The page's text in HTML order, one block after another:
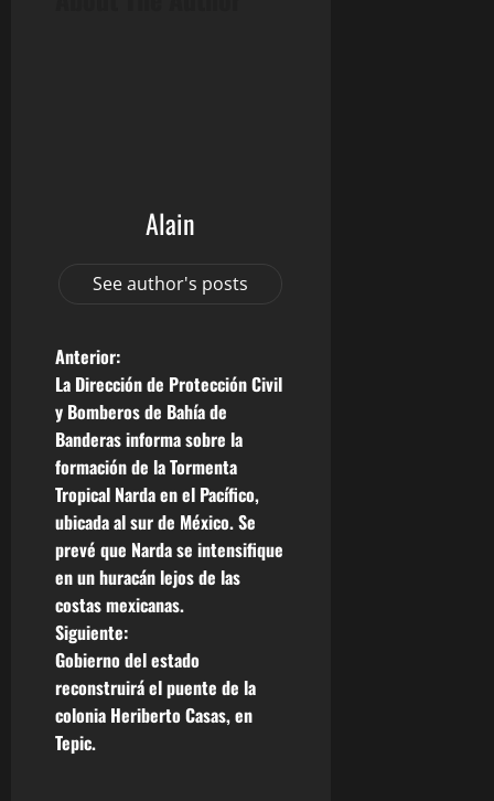
Alain
See author's posts
N
a
v
e
g
a
c
i
ó
Anterior:
La Dirección de Protección Civil
y Bomberos de Bahía de
Banderas informa sobre la
formación de la Tormenta
Tropical Narda en el Pacífico,
ubicada al sur de México. Se
prevé que Narda se intensifique
en un huracán lejos de las
costas mexicanas.
Siguiente:
Gobierno del estado
reconstruirá el puente de la
colonia Heriberto Casas, en
Tepic.